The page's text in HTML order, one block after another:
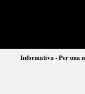
Informativa - Per una